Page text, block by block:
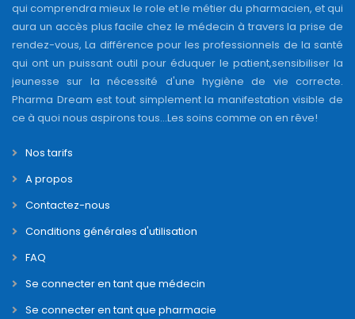
qui comprendra mieux le role et le métier du pharmacien, et qui
aura un accès plus facile chez le médecin à travers la prise de
rendez-vous, La différence pour les professionnels de la santé
qui ont un puissant outil pour éduquer le patient,sensibiliser la
jeunesse sur la nécessité d'une hygiène de vie correcte.
Pharma Dream est tout simplement la manifestation visible de
ce à quoi nous aspirons tous...Les soins comme on en rêve!
Nos tarifs
A propos
Contactez-nous
Conditions générales d'utilisation
FAQ
Se connecter en tant que médecin
Se connecter en tant que pharmacie